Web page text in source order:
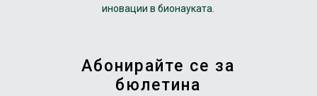
иновации в бионауката.
Абонирайте се за
бюлетина